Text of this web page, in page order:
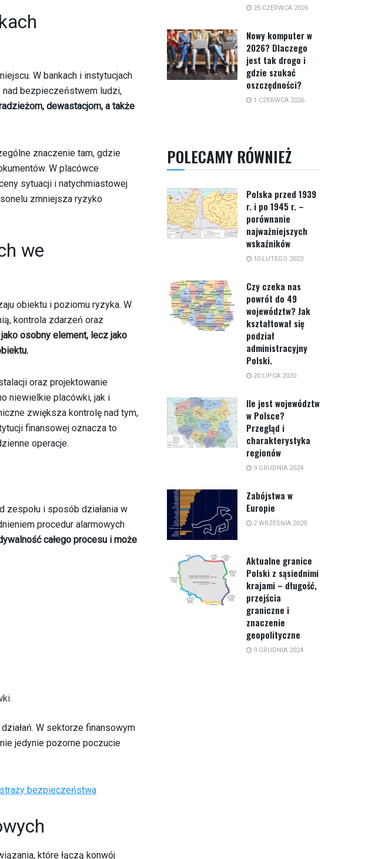
W bankach i instytucjach
nad bezpieczeństwem ludzi,
dewastacjom, a także
znaczenie tam, gdzie
W placówce
sytuacji i natychmiastowej
zmniejsza ryzyko
we
obiektu i poziomu ryzyka. W
kontrola zdarzeń oraz
osobny element, lecz jako
oraz projektowanie
niewielkie placówki, jak i
zwiększa kontrolę nad tym,
finansowej oznacza to
operacje.
zespołu i sposób działania w
procedur alarmowych
całego procesu i może
W sektorze finansowym
jedynie pozorne poczucie
bezpieczeństwa
które łączą konwój
25 CZERWCA 2026
Nowy komputer w
2026? Dlaczego
jest tak drogo i
gdzie szukać
oszczędności?
1 CZERWCA 2026
POLECAMY RÓWNIEŻ
Polska przed 1939
r. i po 1945 r. –
porównanie
najważniejszych
wskaźników
10 LUTEGO 2023
Czy czeka nas
powrót do 49
województw? Jak
kształtował się
podział
administracyjny
Polski.
20 LIPCA 2020
Ile jest województw
w Polsce?
Przegląd i
charakterystyka
regionów
9 GRUDNIA 2024
Zabójstwa w
Europie
2 WRZEŚNIA 2020
Aktualne granice
Polski z sąsiednimi
krajami – długość,
przejścia
graniczne i
znaczenie
geopolityczne
9 GRUDNIA 2024